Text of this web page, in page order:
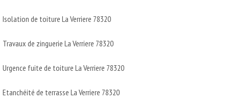
Isolation de toiture La Verriere 78320
Travaux de zinguerie La Verriere 78320
Urgence fuite de toiture La Verriere 78320
Etanchéité de terrasse La Verriere 78320